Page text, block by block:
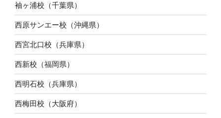
袖ヶ浦校（千葉県）
西原サンエー校（沖縄県）
西宮北口校（兵庫県）
西新校（福岡県）
西明石校（兵庫県）
西梅田校（大阪府）